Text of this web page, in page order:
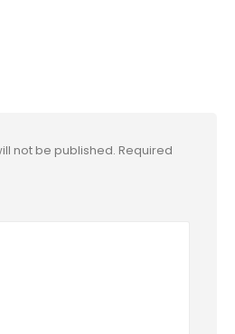
not be published. Required